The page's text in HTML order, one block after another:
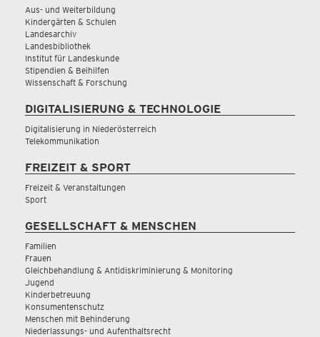
Aus- und Weiterbildung
Kindergärten & Schulen
Landesarchiv
Landesbibliothek
Institut für Landeskunde
Stipendien & Beihilfen
Wissenschaft & Forschung
DIGITALISIERUNG & TECHNOLOGIE
Digitalisierung in Niederösterreich
Telekommunikation
FREIZEIT & SPORT
Freizeit & Veranstaltungen
Sport
GESELLSCHAFT & MENSCHEN
Familien
Frauen
Gleichbehandlung & Antidiskriminierung & Monitoring
Jugend
Kinderbetreuung
Konsumentenschutz
Menschen mit Behinderung
Niederlassungs- und Aufenthaltsrecht